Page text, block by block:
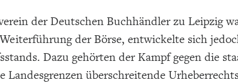
der Deutschen Buchhändler zu Leipzig
der Börse, entwickelte sich
Dazu gehörten der Kampf gegen die
überschreitende